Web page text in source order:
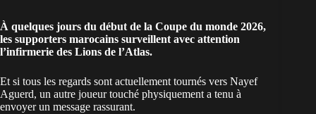
À quelques jours du début de la Coupe du monde 2026,
les supporters marocains surveillent avec attention
l’infirmerie des Lions de l’Atlas.
Et si tous les regards sont actuellement tournés vers Nayef
Aguerd, un autre joueur touché physiquement a tenu à
envoyer un message rassurant.